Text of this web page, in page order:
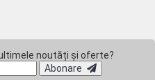
noutăți și oferte?
Abonare